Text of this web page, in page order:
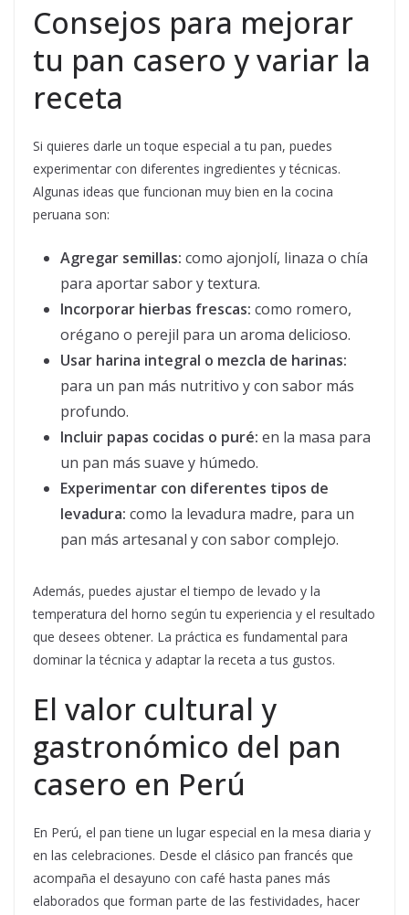
Consejos para mejorar
tu pan casero y variar la
receta
Si quieres darle un toque especial a tu pan, puedes
experimentar con diferentes ingredientes y técnicas.
Algunas ideas que funcionan muy bien en la cocina
peruana son:
Agregar semillas: como ajonjolí, linaza o chía
para aportar sabor y textura.
Incorporar hierbas frescas: como romero,
orégano o perejil para un aroma delicioso.
Usar harina integral o mezcla de harinas:
para un pan más nutritivo y con sabor más
profundo.
Incluir papas cocidas o puré: en la masa para
un pan más suave y húmedo.
Experimentar con diferentes tipos de
levadura: como la levadura madre, para un
pan más artesanal y con sabor complejo.
Además, puedes ajustar el tiempo de levado y la
temperatura del horno según tu experiencia y el resultado
que desees obtener. La práctica es fundamental para
dominar la técnica y adaptar la receta a tus gustos.
El valor cultural y
gastronómico del pan
casero en Perú
En Perú, el pan tiene un lugar especial en la mesa diaria y
en las celebraciones. Desde el clásico pan francés que
acompaña el desayuno con café hasta panes más
elaborados que forman parte de las festividades, hacer